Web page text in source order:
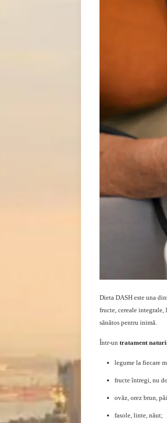
Dieta DASH este una
fructe, cereale
sănătos pentru inimă.
Într-un tratament
legume la fiecare
fructe întregi, nu
ovăz, orez brun,
fasole, linte, năut;